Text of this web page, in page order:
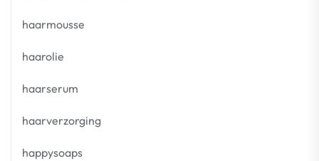
haarmousse
haarolie
haarserum
haarverzorging
happysoaps